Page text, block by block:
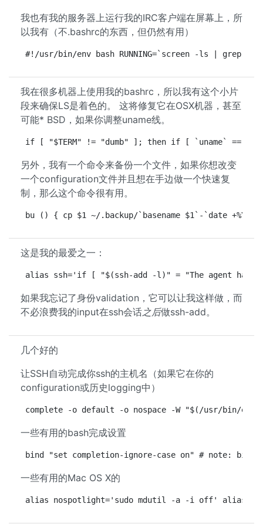
我也有我的服务器上运行我的IRC客户端在屏幕上，所
以我有（不.bashrc的东西，但仍然有用）
#!/usr/bin/env bash RUNNING=`screen -ls |
我在很多机器上使用我的bashrc，所以我有这个小片
段来确保LS是着色的。 这将修复它在OSX机器，甚至
可能* BSD，如果你调整uname线。
if [ "$TERM" != "dumb" ]; then if [ `uname`
另外，我有一个命令来备份一个文件，如果你想改变
一个configuration文件并且想在手边做一个快速复
制，那么这个命令很有用。
bu () { cp $1 ~/.backup/`basename $1`-`date
这是我的最爱之一：
alias ssh='if [ "$(ssh-add -l)" = "The agent
如果我忘记了身份validation，它可以让我这样做，而
不必浪费我的input在ssh会话之后做ssh-add。
几个好的
让SSH自动完成你ssh的主机名（如果它在你的
configuration或历史logging中）
complete -o default -o nospace -W "$(/usr/bin/
一些有用的bash完成设置
bind "set completion-ignore-case on" # note:
一些有用的Mac OS X的
alias nospotlight='sudo mdutil -a -i off' alias